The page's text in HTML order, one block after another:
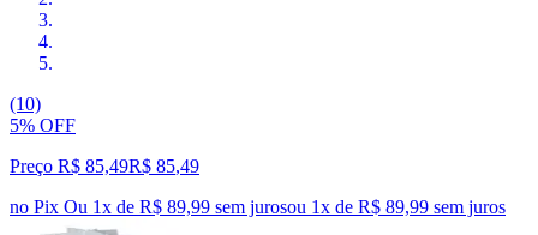
(10)
5% OFF
Preço R$ 85,49R$ 85,49
no Pix Ou 1x de R$ 89,99 sem jurosou 1x de R$ 89,99 sem juros